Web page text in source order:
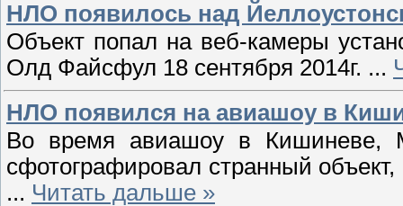
НЛО появилось над
Объект попал на веб-камеры
Олд Файсфул 18 сентября 2014г. ...
НЛО появился на авиашоу в
Во время авиашоу в Кишиневе,
сфотографировал странный
... Читать дальше »